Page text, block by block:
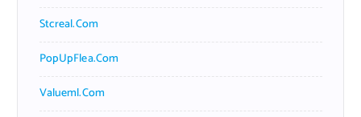
Stcreal.com
PopUpFlea.com
Valueml.com